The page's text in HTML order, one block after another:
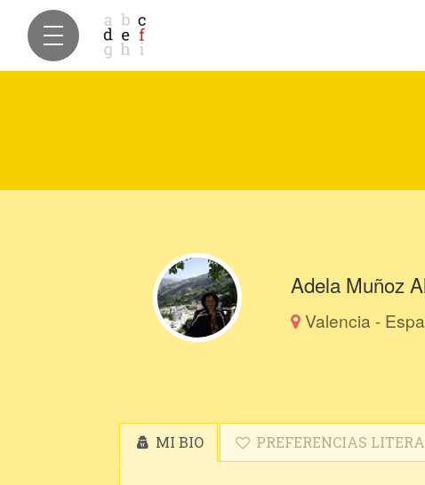
Adela Muñoz
Valencia -
MI BIO PREFERENCIAS